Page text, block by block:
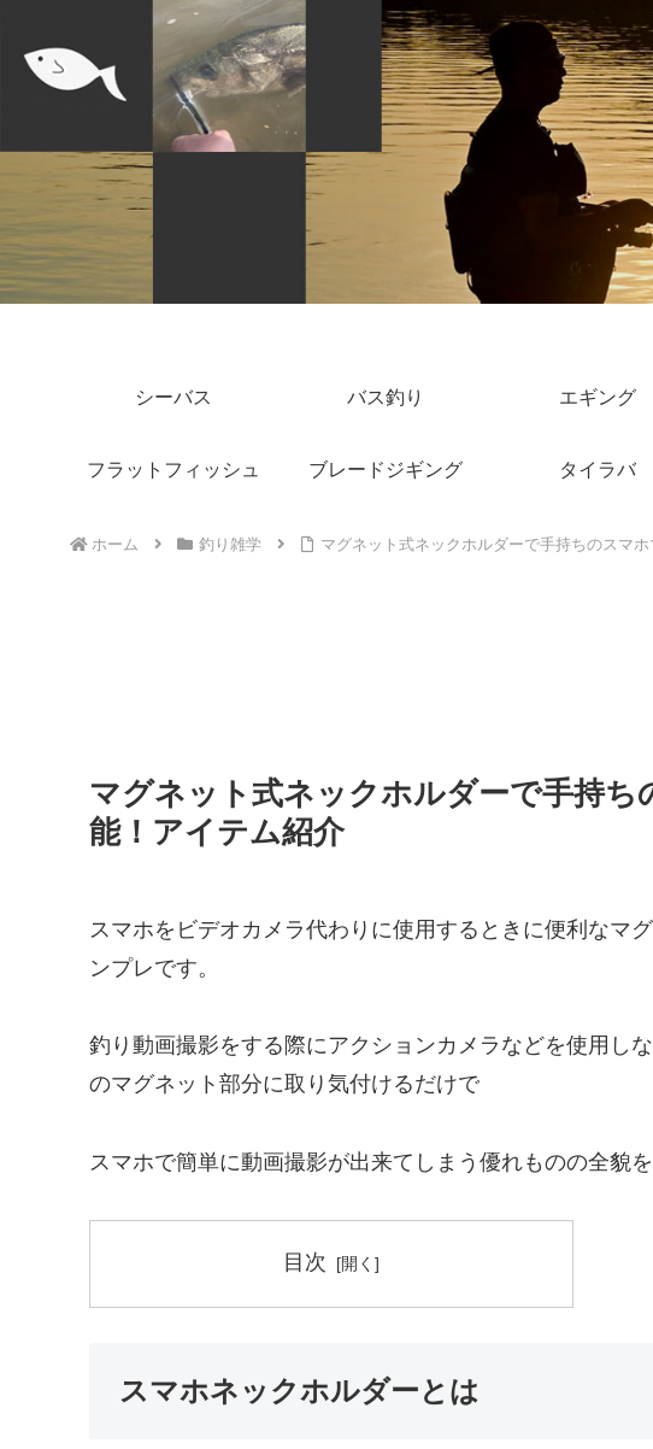
シーバス バス釣り エギング
フラットフィッシュ ブレードジギング タイラバ
ホーム 釣り雑学 マグネット式ネックホルダーで手持ちのスマ
マグネット式ネックホルダーで手持ち
能！アイテム紹介
スマホをビデオカメラ代わりに使用するときに便利なマ
ンプレです。
釣り動画撮影をする際にアクションカメラなどを使用し
のマグネット部分に取り気付けるだけで
スマホで簡単に動画撮影が出来てしまう優れものの全貌を
目次
スマホネックホルダーとは